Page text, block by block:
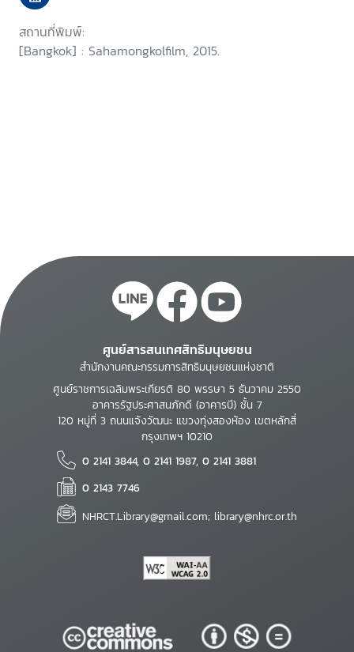
สถานที่พิมพ์:
[Bangkok] : Sahamongkolfilm, 2015.
ศูนย์สารสนเทศสิทธิมนุษยชน
สำนักงานคณะกรรมการสิทธิมนุษยชนแห่งชาติ
ศูนย์ราชการเฉลิมพระเกียรติ 80 พรรษา 5 ธันวาคม 2550
อาคารรัฐประศาสนภักดี (อาคารบี) ชั้น 7
120 หมู่ที่ 3 ถนนแจ้งวัฒนะ แขวงทุ่งสองห้อง เขตหลักสี่
กรุงเทพฯ 10210
0 2141 3844, 0 2141 1987, 0 2141 3881
0 2143 7746
NHRCT.Library@gmail.com; library@nhrc.or.th